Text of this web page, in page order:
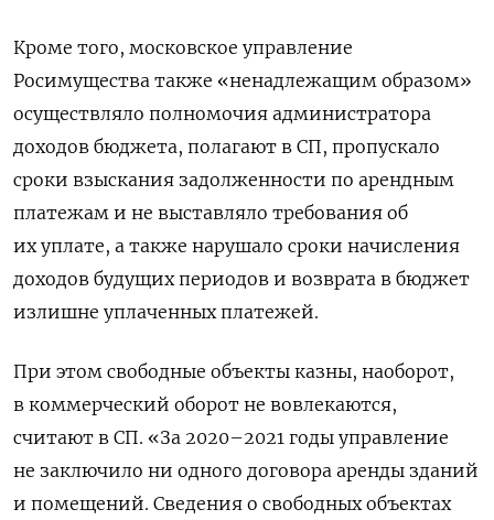
Кроме того, московское управление
Росимущества также «ненадлежащим образом»
осуществляло полномочия администратора
доходов бюджета, полагают в СП, пропускало
сроки взыскания задолженности по арендным
платежам и не выставляло требования об
их уплате, а также нарушало сроки начисления
доходов будущих периодов и возврата в бюджет
излишне уплаченных платежей.
При этом свободные объекты казны, наоборот,
в коммерческий оборот не вовлекаются,
считают в СП. «За 2020–2021 годы управление
не заключило ни одного договора аренды зданий
и помещений. Сведения о свободных объектах